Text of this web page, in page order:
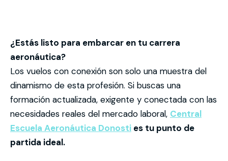
¿Estás listo para embarcar en tu carrera
aeronáutica?
Los vuelos con conexión son solo una muestra del
dinamismo de esta profesión. Si buscas una
formación actualizada, exigente y conectada con las
necesidades reales del mercado laboral, Central
Escuela Aeronáutica Donosti es tu punto de
partida ideal.